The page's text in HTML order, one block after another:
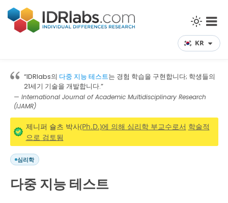
KR
“IDRlabs의 다중 지능 테스트는 경험 학습을 구현합니다; 학생들의
21세기 기술을 개발합니다.”
— International Journal of Academic Multidisciplinary Research
(IJAMR)
제니퍼 슐츠 박사(Ph.D.)에 의해 심리학 부교수로서 학술적
으로 검토됨
심리학
다중 지능 테스트